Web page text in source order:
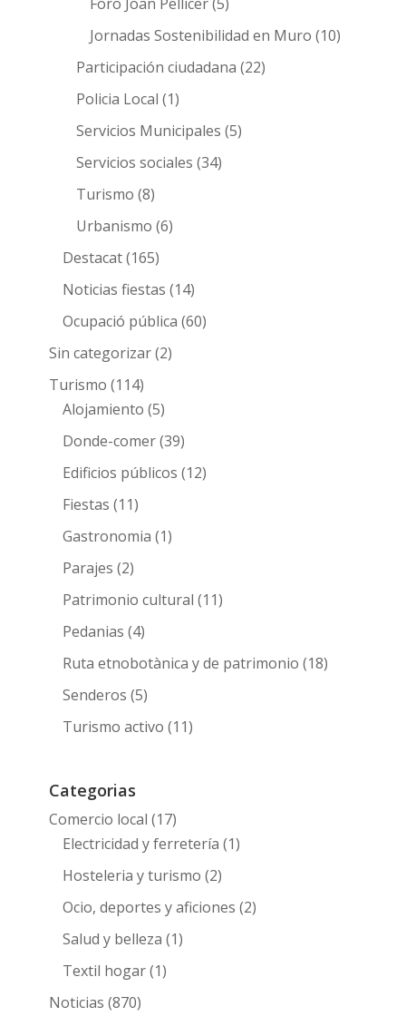
Jornadas Sostenibilidad en Muro (10)
Participación ciudadana (22)
Policia Local (1)
Servicios Municipales (5)
Servicios sociales (34)
Turismo (8)
Urbanismo (6)
Destacat(165)
Noticias fiestas (14)
Ocupació pública (60)
Sin categorizar(2)
Turismo (114)
Alojamiento (5)
Donde-comer(39)
Edificios públicos (12)
Fiestas (11)
Gastronomia (1)
Parajes (2)
Patrimonio cultural (11)
Pedanias (4)
Ruta etnobotànica y de patrimonio (18)
Senderos (5)
Turismo activo (11)
Categorias
Comercio local (17)
Electricidad y ferretería (1)
Hosteleria y turismo (2)
Ocio, deportes y aficiones (2)
Salud y belleza (1)
Textil hogar(1)
Noticias (870)